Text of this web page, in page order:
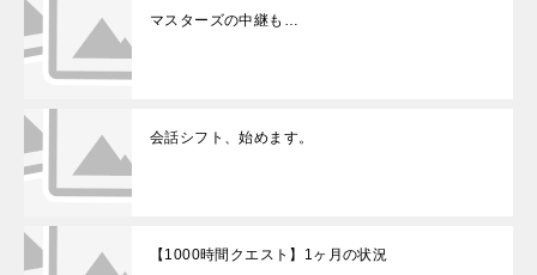
マスターズの中継も…
会話シフト、始めます。
【1000時間クエスト】1ヶ月の状況